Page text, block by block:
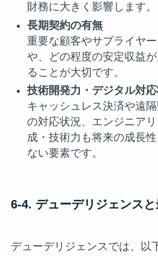
財務に大きく影響します。
長期契約の有無
重要な顧客やサプライヤ
や、どの程度の安定収益
ることが大切です。
技術開発力・デジタル対
キャッシュレス決済や遠
の対応状況、エンジニア
成・技術力も将来の成長
ない要素です。
6-4. デューデリジェンス
デューデリジェンスでは、以